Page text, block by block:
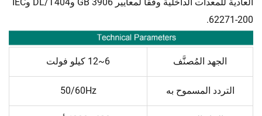
62271-200.
الجهد المُصنَّف 6~12 كيلو فولت
التردد المسموح به 50/60Hz